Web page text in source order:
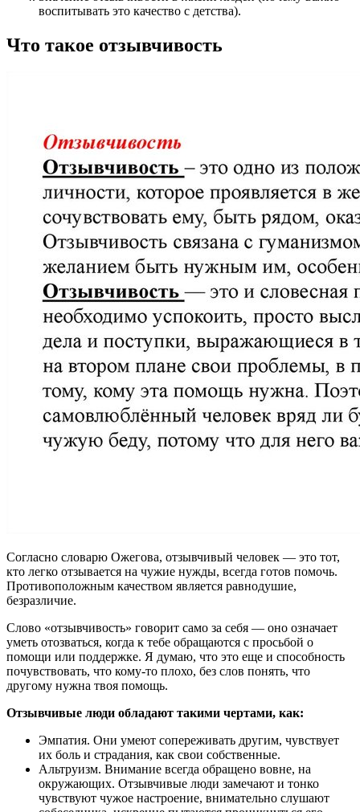
воспитывать это качество с детства).
Что такое отзывчивость
Согласно словарю Ожегова, отзывчивый человек — это тот,
кто легко отзывается на чужие нужды, всегда готов помочь.
Противоположным качеством является равнодушие,
безразличие.
Слово «отзывчивость» говорит само за себя — оно означает
уметь отозваться, когда к тебе обращаются с просьбой о
помощи или поддержке. Я думаю, что это еще и способность
почувствовать, что кому-то плохо, без слов понять, что
другому нужна твоя помощь.
Отзывчивые люди обладают такими чертами, как:
Эмпатия. Они умеют сопереживать другим, чувствует
их боль и страдания, как свои собственные.
Альтруизм. Внимание всегда обращено вовне, на
окружающих. Отзывчивые люди замечают и тонко
чувствуют чужое настроение, внимательно слушают